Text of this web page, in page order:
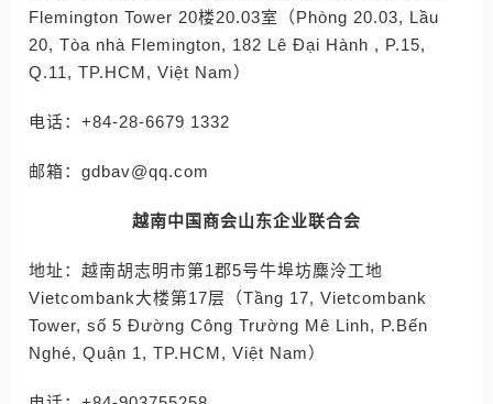
Flemington Tower 20楼20.03室（Phòng 20.03, Lầu
20, Tòa nhà Flemington, 182 Lê Đại Hành , P.15,
Q.11, TP.HCM, Việt Nam）
电话：+84-28-6679 1332
邮箱：gdbav@qq.com
越南中国商会山东企业联合会
地址：越南胡志明市第1郡5号牛埠坊麋泠工地
Vietcombank大楼第17层（Tầng 17, Vietcombank
Tower, số 5 Đường Công Trường Mê Linh, P.Bến
Nghé, Quận 1, TP.HCM, Việt Nam）